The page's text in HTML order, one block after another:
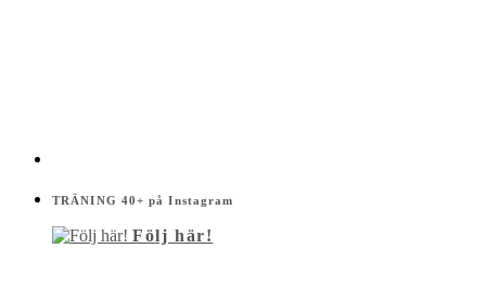
TRÄNING 40+ på Instagram
Följ här!